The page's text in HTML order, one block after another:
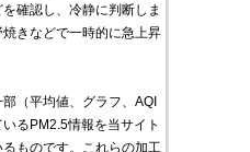
確認し、冷静に判断しま
きなどで一時的に急上昇
（平均値、グラフ、AQI
るPM2.5情報を当サイト
ものです。これらの加工